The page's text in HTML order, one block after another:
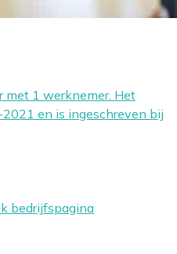
met 1 werknemer. Het
en is ingeschreven bij
bedrijfspagina